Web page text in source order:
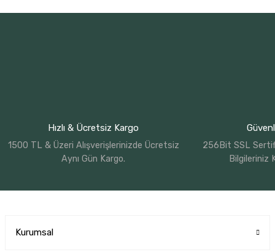
Hızlı & Ücretsiz Kargo
1500 TL & Üzeri Alışverişlerinizde Ücretsiz
Aynı Gün Kargo.
256Bit SSL
Bilgileriniz
Kurumsal